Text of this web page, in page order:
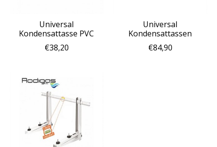
Universal
Kondensattasse PVC
€38,20
Universal
Kondensattassen
€84,90